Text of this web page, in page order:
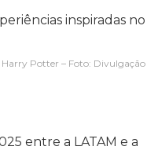
Harry Potter – Foto: Divulgação
entre a LATAM e a